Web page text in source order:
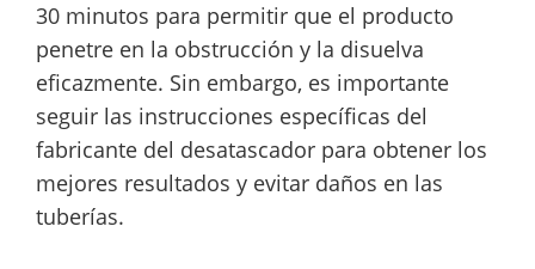
30 minutos para permitir que el producto
penetre en la obstrucción y la disuelva
eficazmente. Sin embargo, es importante
seguir las instrucciones específicas del
fabricante del desatascador para obtener los
mejores resultados y evitar daños en las
tuberías.